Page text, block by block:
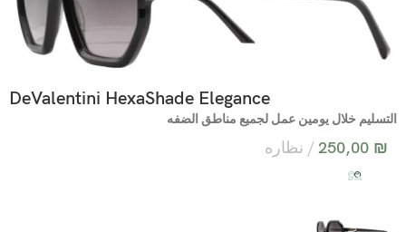
DeValentini HexaShade Elegance
التسليم خلال يومين عمل لجميع مناطق الضفه
250,00 ₪ نظاره